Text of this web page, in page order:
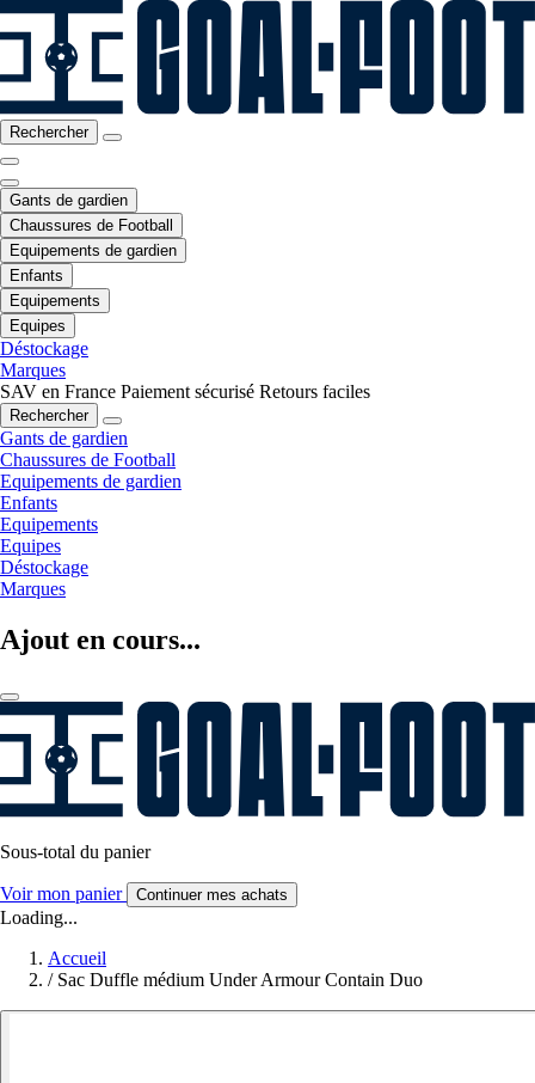
Rechercher
Gants de gardien
Chaussures de Football
Equipements de gardien
Enfants
Equipements
Equipes
Déstockage
Marques
SAV en France Paiement sécurisé Retours faciles
Rechercher
Gants de gardien
Chaussures de Football
Equipements de gardien
Enfants
Equipements
Equipes
Déstockage
Marques
Ajout en cours...
Sous-total du panier
Voir mon panier Continuer mes achats
Loading...
Accueil
/ Sac Duffle médium Under Armour Contain Duo